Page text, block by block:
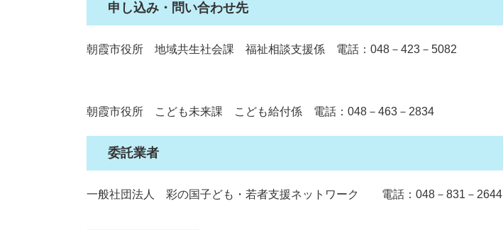
申し込み・問い合わせ先
朝霞市役所 地域共生社会課 福祉相談支援係 電話：048－423－5082
朝霞市役所 こども未来課 こども給付係 電話：048－463－2834
委託業者
一般社団法人 彩の国子ども・若者支援ネットワーク 電話：048－831－2644